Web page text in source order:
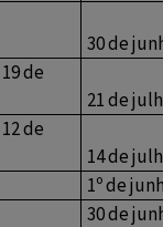
30 de
de
21 de
de
14 de
1º de
30 de